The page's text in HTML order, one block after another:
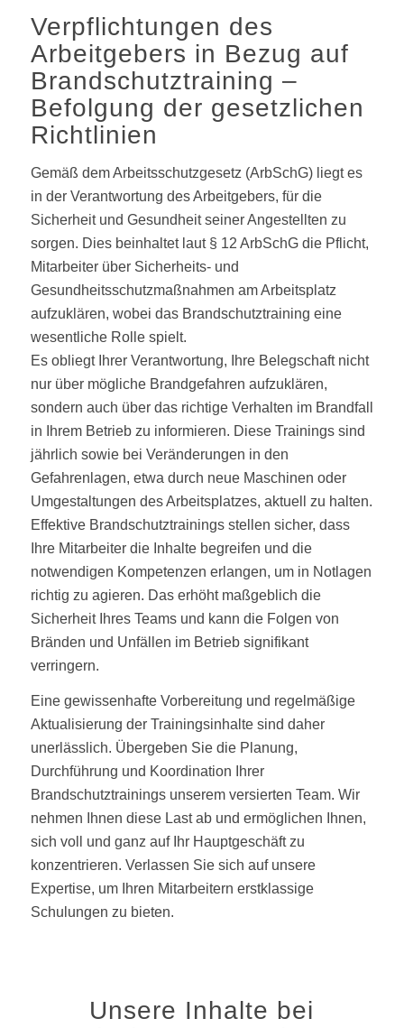
Verpflichtungen des
Arbeitgebers in Bezug auf
Brandschutztraining –
Befolgung der gesetzlichen
Richtlinien
Gemäß dem Arbeitsschutzgesetz (ArbSchG) liegt es
in der Verantwortung des Arbeitgebers, für die
Sicherheit und Gesundheit seiner Angestellten zu
sorgen. Dies beinhaltet laut § 12 ArbSchG die Pflicht,
Mitarbeiter über Sicherheits- und
Gesundheitsschutzmaßnahmen am Arbeitsplatz
aufzuklären, wobei das Brandschutztraining eine
wesentliche Rolle spielt.
Es obliegt Ihrer Verantwortung, Ihre Belegschaft nicht
nur über mögliche Brandgefahren aufzuklären,
sondern auch über das richtige Verhalten im Brandfall
in Ihrem Betrieb zu informieren. Diese Trainings sind
jährlich sowie bei Veränderungen in den
Gefahrenlagen, etwa durch neue Maschinen oder
Umgestaltungen des Arbeitsplatzes, aktuell zu halten.
Effektive Brandschutztrainings stellen sicher, dass
Ihre Mitarbeiter die Inhalte begreifen und die
notwendigen Kompetenzen erlangen, um in Notlagen
richtig zu agieren. Das erhöht maßgeblich die
Sicherheit Ihres Teams und kann die Folgen von
Bränden und Unfällen im Betrieb signifikant
verringern.
Eine gewissenhafte Vorbereitung und regelmäßige
Aktualisierung der Trainingsinhalte sind daher
unerlässlich. Übergeben Sie die Planung,
Durchführung und Koordination Ihrer
Brandschutztrainings unserem versierten Team. Wir
nehmen Ihnen diese Last ab und ermöglichen Ihnen,
sich voll und ganz auf Ihr Hauptgeschäft zu
konzentrieren. Verlassen Sie sich auf unsere
Expertise, um Ihren Mitarbeitern erstklassige
Schulungen zu bieten.
Unsere Inhalte bei